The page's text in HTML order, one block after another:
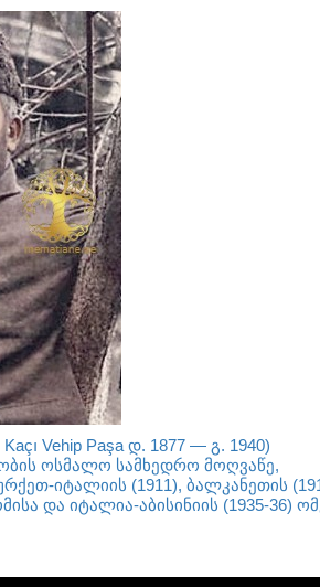
Kaçı Vehip Paşaდ. 1877— გ. 1940)
ოსმალო სამხედრო მოღვაწე,
იტალიის (1911), ბალკანეთის
და იტალია-აბისინიის (1935-36)